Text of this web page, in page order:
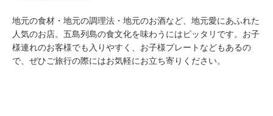
地元の食材・地元の調理法・地元のお酒など、地元愛にあふれた
人気のお店。五島列島の食文化を味わうにはピッタリです。お子
様連れのお客様でも入りやすく、お子様プレートなどもあるの
で、ぜひご旅行の際にはお気軽にお立ち寄りください。